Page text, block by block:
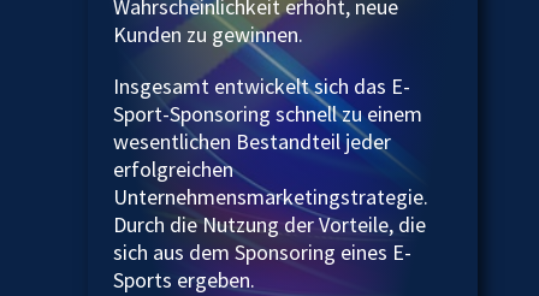
Wahrscheinlichkeit erhöht, neue
Kunden zu gewinnen.
Insgesamt entwickelt sich das E-
Sport-Sponsoring schnell zu einem
wesentlichen Bestandteil jeder
erfolgreichen
Unternehmensmarketingstrategie.
Durch die Nutzung der Vorteile, die
sich aus dem Sponsoring eines E-
Sports ergeben.